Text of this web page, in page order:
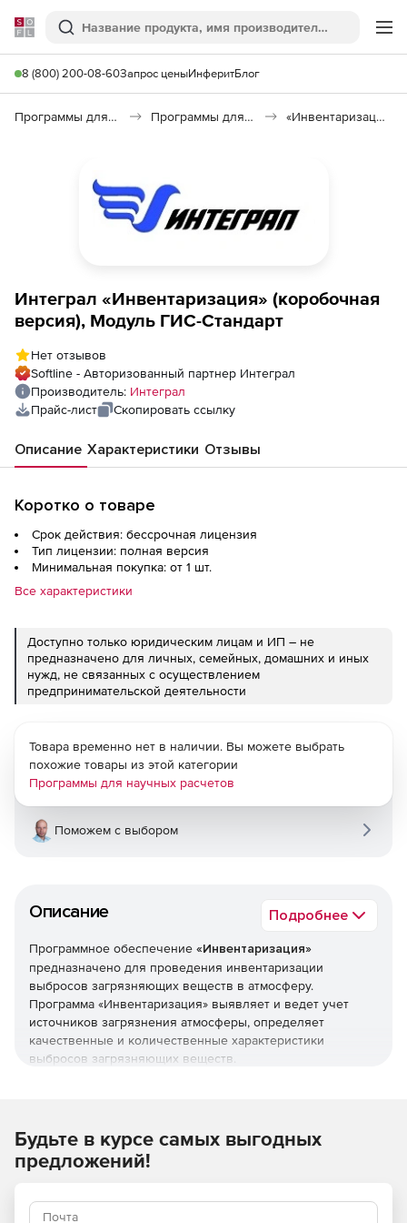
Softline
Поиск
8 (800) 200-08-60Запрос ценыИнферитБлог
Программы для образования и науки Программы для научных расчетов «Инвентаризация»
Интеграл «Инвентаризация» (коробочная
версия), Модуль ГИС-Стандарт
Нет отзывов
Softline - Авторизованный партнер Интеграл
Производитель: Интеграл
Прайс-лист
Скопировать ссылку
Описание Характеристики Отзывы
Коротко о товаре
Срок действия: бессрочная лицензия
Тип лицензии: полная версия
Минимальная покупка: от 1 шт.
Все характеристики
Доступно только юридическим лицам и ИП – не
предназначено для личных, семейных, домашних и иных
нужд, не связанных с осуществлением
предпринимательской деятельности
Описание Подробнее
Программное обеспечение «Инвентаризация»
предназначено для проведения инвентаризации
выбросов загрязняющих веществ в атмосферу.
Программа «Инвентаризация» выявляет и ведет учет
источников загрязнения атмосферы, определяет
качественные и количественные характеристики
выбросов загрязняющих веществ.
Инвентаризацию источников выделения (ИВ) и
Товара временно нет в наличии. Вы можете выбрать
похожие товары из этой категории
Программы для научных расчетов
Поможем с выбором
Будьте в курсе самых выгодных
предложений!